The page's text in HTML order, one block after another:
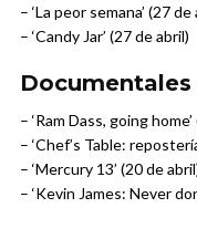
– ‘La peor semana’ (27 de
– ‘Candy Jar’ (27 de abril)
– ‘Ram Dass, going
– ‘Chef’s Table:
– ‘Mercury 13’ (20 de
– ‘Kevin James: Never